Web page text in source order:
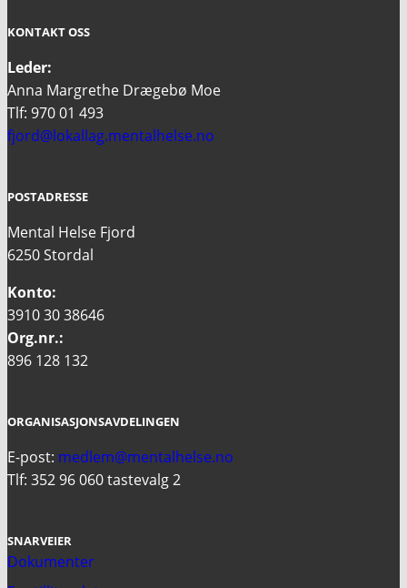
KONTAKT OSS
Leder:
Anna Margrethe Drægebø Moe
Tlf: 970 01 493
fjord@lokallag.mentalhelse.no
POSTADRESSE
Mental Helse Fjord
6250 Stordal
Konto:
3910 30 38646
Org.nr.:
896 128 132
ORGANISASJONSAVDELINGEN
E-post: medlem@mentalhelse.no
Tlf: 352 96 060 tastevalg 2
SNARVEIER
Dokumenter